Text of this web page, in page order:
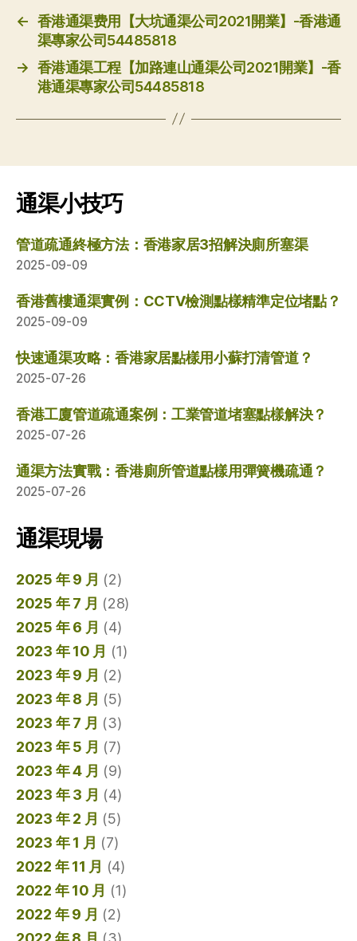
← 香港通渠费用【大坑通渠公司2021開業】-香港通
渠專家公司54485818
→ 香港通渠工程【加路連山通渠公司2021開業】-香
港通渠專家公司54485818
通渠小技巧
管道疏通終極方法：香港家居3招解決廁所塞渠
2025-09-09
香港舊樓通渠實例：CCTV檢測點樣精準定位堵點？
2025-09-09
快速通渠攻略：香港家居點樣用小蘇打清管道？
2025-07-26
香港工廈管道疏通案例：工業管道堵塞點樣解決？
2025-07-26
通渠方法實戰：香港廁所管道點樣用彈簧機疏通？
2025-07-26
通渠現場
2025 年 9 月 (2)
2025 年 7 月 (28)
2025 年 6 月 (4)
2023 年 10 月 (1)
2023 年 9 月 (2)
2023 年 8 月 (5)
2023 年 7 月 (3)
2023 年 5 月 (7)
2023 年 4 月 (9)
2023 年 3 月 (4)
2023 年 2 月 (5)
2023 年 1 月 (7)
2022 年 11 月 (4)
2022 年 10 月 (1)
2022 年 9 月 (2)